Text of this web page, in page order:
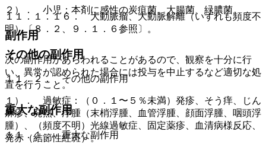
１１．１．１６． 大動脈瘤、大動脈解離（いずれも頻度不
明）〔８．２、９．１．６参照〕。
その他の副作用
１１．２． その他の副作用
１）． 過敏症：（０．１〜５％未満）発疹、そう痒、じん
麻疹、発熱、浮腫（末梢浮腫、血管浮腫、顔面浮腫、咽頭浮
腫）、（頻度不明）光線過敏症、固定薬疹、血清病様反応、
発赤（結節性紅斑）。
２）． 小児：本剤に感性の炭疽菌、大腸菌、緑膿菌。
副作用
次の副作用があらわれることがあるので、観察を十分に行
い、異常が認められた場合には投与を中止するなど適切な処
置を行うこと。
重大な副作用
１１．１． 重大な副作用